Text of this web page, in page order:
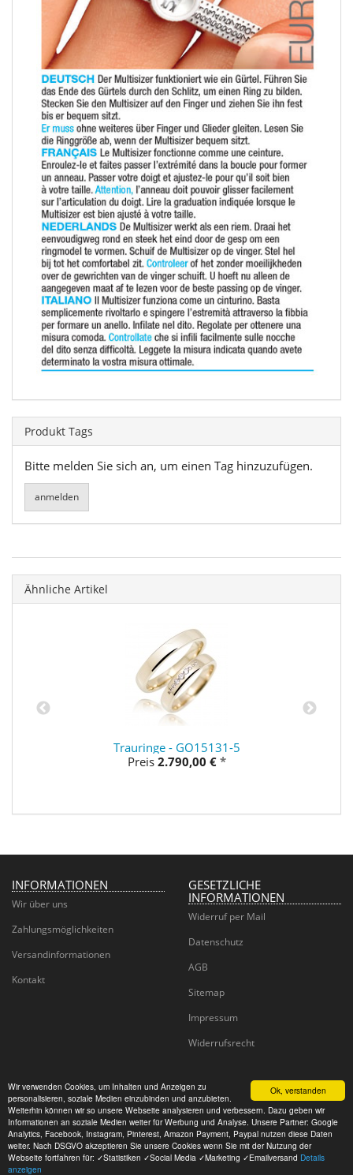
Ok, verstanden
Wir verwenden Cookies, um Inhalten und Anzeigen zu
personalisieren, soziale Medien einzubinden und anzubieten.
Weiterhin können wir so unsere Webseite analysieren und verbessern. Dazu geben wir
Informationen an soziale Medien weiter für Werbung und Analyse. Unsere Partner: Google
Analytics, Facebook, Instagram, Pinterest, Amazon Payment, Paypal nutzen diese Daten
weiter. Nach DSGVO akzeptieren Sie unsere Cookies wenn Sie mit der Nutzung der
Webseite fortfahren für: ✓Statistiken ✓Social Media ✓Marketing ✓Emailversand Details
anzeigen
Produkt Tags
Bitte melden Sie sich an, um einen Tag hinzuzufügen.
Ähnliche Artikel
Trauringe - GO15131-5
Preis 2.790,00 € *
INFORMATIONEN
Wir über uns
Zahlungsmöglichkeiten
Versandinformationen
Kontakt
GESETZLICHE
INFORMATIONEN
Widerruf per Mail
Datenschutz
AGB
Sitemap
Impressum
Widerrufsrecht
Juwelier Goldhaus
© CM Wedding GmbH
Powered byJTL-Shop